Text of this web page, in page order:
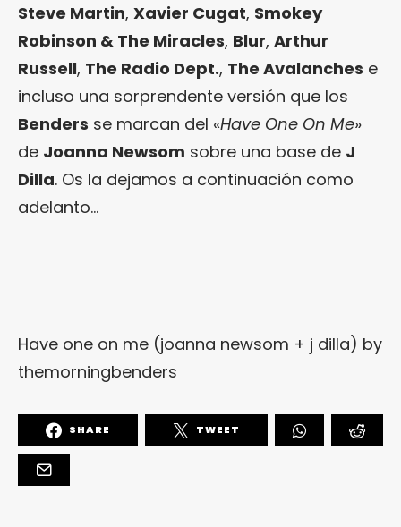
Steve Martin, Xavier Cugat, Smokey
Robinson & The Miracles, Blur, Arthur
Russell, The Radio Dept., The Avalanches e
incluso una sorprendente versión que los
Benders se marcan del «Have One On Me»
de Joanna Newsom sobre una base de J
Dilla. Os la dejamos a continuación como
adelanto…
Have one on me (joanna newsom + j dilla) by
themorningbenders
SHARE TWEET